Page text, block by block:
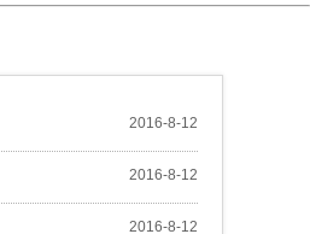
2016-8-12
2016-8-12
2016-8-12